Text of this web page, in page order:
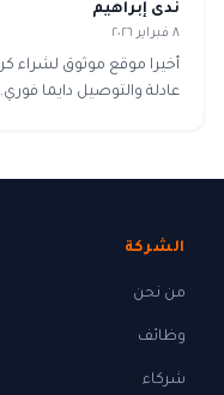
ندى إبراهيم
٨ فبراير ٢٠٢٦
أخيرا موقع موثوق لشراء
عادلة والتوصيل دايما
الشركة
من نحن
وظائف
شركاء